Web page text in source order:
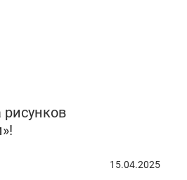
рисунков
15.04.2025